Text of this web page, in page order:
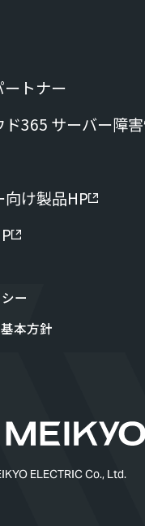
トナー
365 サーバー障
け製品HP
ー
本方針
ELECTRIC Co., Ltd.